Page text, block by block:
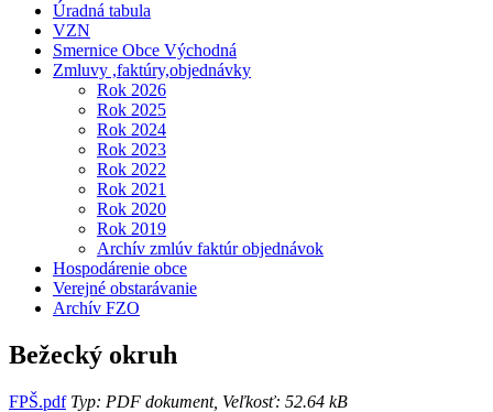
Úradná tabula
VZN
Smernice Obce Východná
Zmluvy ,faktúry,objednávky
Rok 2026
Rok 2025
Rok 2024
Rok 2023
Rok 2022
Rok 2021
Rok 2020
Rok 2019
Archív zmlúv faktúr objednávok
Hospodárenie obce
Verejné obstarávanie
Archív FZO
Bežecký okruh
FPŠ.pdfTyp: PDF dokument, Veľkosť: 52.64 kB